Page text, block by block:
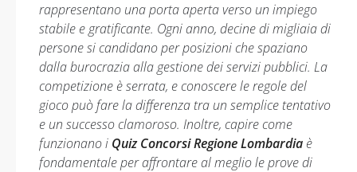
rappresentano una porta aperta verso un impiego
stabile e gratificante. Ogni anno, decine di migliaia di
persone si candidano per posizioni che spaziano
dalla burocrazia alla gestione dei servizi pubblici. La
competizione è serrata, e conoscere le regole del
gioco può fare la differenza tra un semplice tentativo
e un successo clamoroso. Inoltre, capire come
funzionano i Quiz Concorsi Regione Lombardia è
fondamentale per affrontare al meglio le prove di